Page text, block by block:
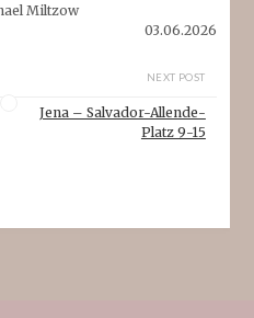
Miltzow
03.06.2026
NEXT POST
Jena – Salvador-Allende-
Platz 9-15